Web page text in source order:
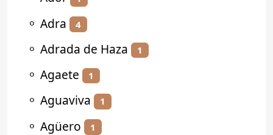
⚬ Adra 4
⚬ Adrada de Haza 1
⚬ Agaete 1
⚬ Aguaviva 1
⚬ Agüero 1